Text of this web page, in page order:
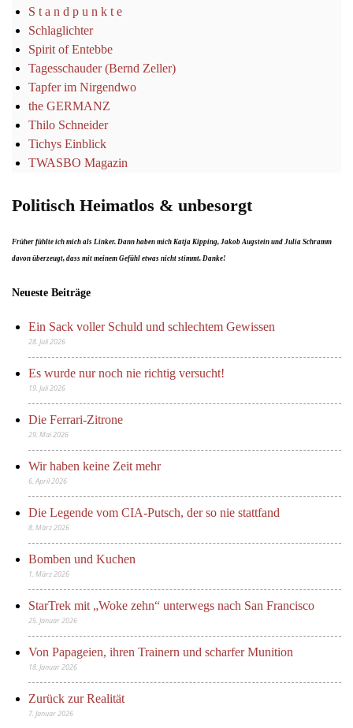
S t a n d p u n k t e
Schlaglichter
Spirit of Entebbe
Tagesschauder (Bernd Zeller)
Tapfer im Nirgendwo
the GERMANZ
Thilo Schneider
Tichys Einblick
TWASBO Magazin
Politisch Heimatlos & unbesorgt
Früher fühlte ich mich als Linker. Dann haben mich Katja Kipping, Jakob Augstein und Julia Schramm
davon überzeugt, dass mit meinem Gefühl etwas nicht stimmt. Danke!
Neueste Beiträge
Ein Sack voller Schuld und schlechtem Gewissen
28. Juli 2026
Es wurde nur noch nie richtig versucht!
19. Juli 2026
Die Ferrari-Zitrone
29. Mai 2026
Wir haben keine Zeit mehr
6. April 2026
Die Legende vom CIA-Putsch, der so nie stattfand
8. März 2026
Bomben und Kuchen
1. März 2026
StarTrek mit „Woke zehn“ unterwegs nach San Francisco
25. Januar 2026
Von Papageien, ihren Trainern und scharfer Munition
18. Januar 2026
Zurück zur Realität
7. Januar 2026